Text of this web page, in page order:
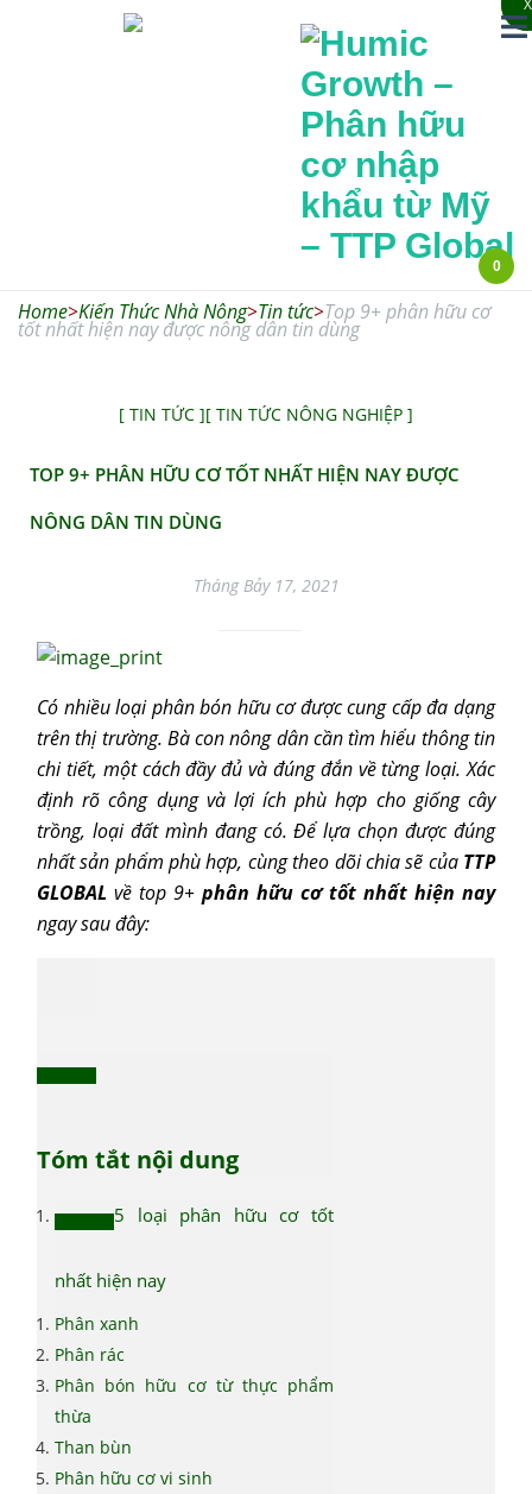
Humic
Growth –
nhập khẩu từ
Global
0
Home>Kiến Thức Nhà Nông>Tin tức>Top 9+ phân hữu cơ
tốt nhất hiện nay được nông dân tin dùng
[ TIN TỨC ][ TIN TỨC NÔNG NGHIỆP ]
TOP 9+ PHÂN HỮU CƠ TỐT NHẤT HIỆN NAY ĐƯỢC
NÔNG DÂN TIN DÙNG
Tháng Bảy 17, 2021
Có nhiều loại phân bón hữu cơ được cung cấp đa dạng
trên thị trường. Bà con nông dân cần tìm hiểu thông tin
chi tiết, một cách đầy đủ và đúng đắn về từng loại. Xác
định rõ công dụng và lợi ích phù hợp cho giống cây
trồng, loại đất mình đang có. Để lựa chọn được đúng
nhất sản phẩm phù hợp, cùng theo dõi chia sẽ củaTTP
GLOBAL về top 9+ phân hữu cơ tốt nhất hiện nay
ngay sau đây:
Tóm tắt nội dung
5 loại phân hữu cơ tốt
nhất hiện nay
Phân xanh
Phân rác
Phân bón hữu cơ từ thực phẩm
thừa
Than bùn
Phân hữu cơ vi sinh
X
X